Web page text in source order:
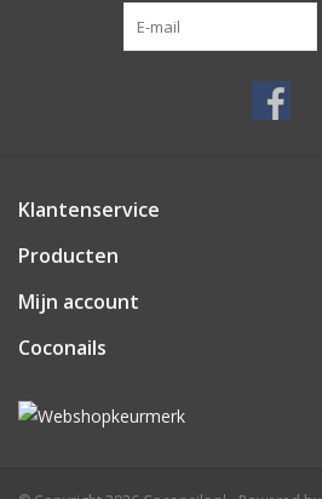
Klantenservice
Producten
Mijn account
Coconails